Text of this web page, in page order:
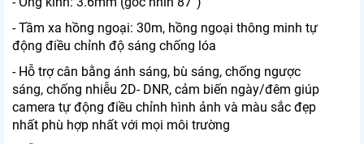
- Tầm xa hồng ngoại: 30m, hồng ngoại thông minh tự
động điều chỉnh độ sáng chống lóa
- Hỗ trợ cân bằng ánh sáng, bù sáng, chống ngược
sáng, chống nhiễu 2D- DNR, cảm biến ngày/đêm giúp
camera tự động điều chỉnh hình ảnh và màu sắc đẹp
nhất phù hợp nhất với mọi môi trường